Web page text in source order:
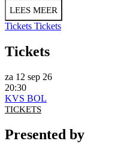
LEES MEER
Tickets Tickets
Tickets
za 12 sep 26
20:30
KVS BOL
TICKETS
Presented by